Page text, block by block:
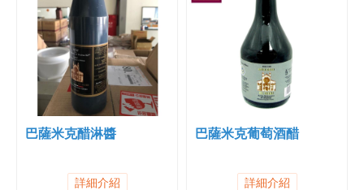
巴薩米克醋淋醬
詳細介紹
巴薩米克葡萄酒醋
詳細介紹